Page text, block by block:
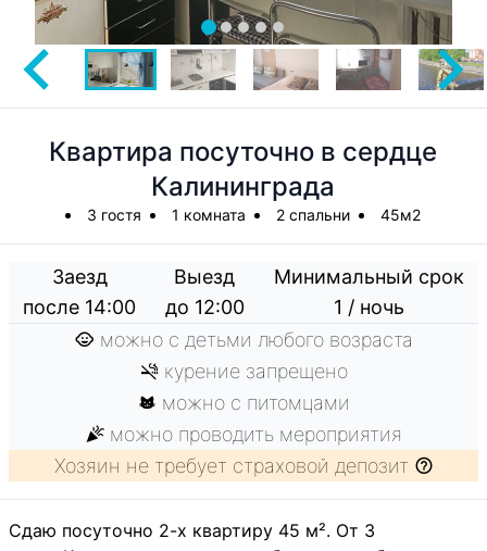
Квартира посуточно в сердце
Калининграда
3 гостя 1 комната 2 спальни 45м2
Заезд
после 14:00
Выезд
до 12:00
Минимальный срок
1 / ночь
можно с детьми любого возраста
курение запрещено
можно с питомцами
можно проводить мероприятия
Хозяин не требует страховой депозит
Сдаю посуточно 2-х квартиру 45 м². От 3